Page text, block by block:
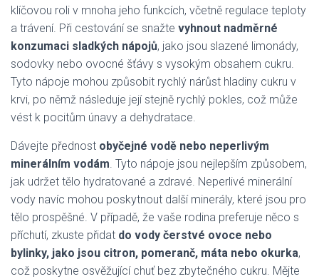
klíčovou roli v mnoha jeho funkcích, včetně regulace teploty
a trávení. Při cestování se snažte vyhnout nadměrné
konzumaci sladkých nápojů, jako jsou slazené limonády,
sodovky nebo ovocné šťávy s vysokým obsahem cukru.
Tyto nápoje mohou způsobit rychlý nárůst hladiny cukru v
krvi, po němž následuje její stejně rychlý pokles, což může
vést k pocitům únavy a dehydratace.
Dávejte přednost obyčejné vodě nebo neperlivým
minerálním vodám. Tyto nápoje jsou nejlepším způsobem,
jak udržet tělo hydratované a zdravé. Neperlivé minerální
vody navíc mohou poskytnout další minerály, které jsou pro
tělo prospěšné. V případě, že vaše rodina preferuje něco s
příchutí, zkuste přidat do vody čerstvé ovoce nebo
bylinky, jako jsou citron, pomeranč, máta nebo okurka,
což poskytne osvěžující chuť bez zbytečného cukru. Mějte